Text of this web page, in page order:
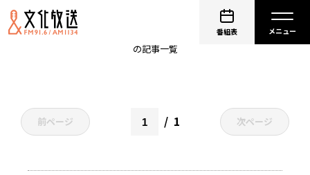
番組表
の記事一覧
前ページ 1 次ページ